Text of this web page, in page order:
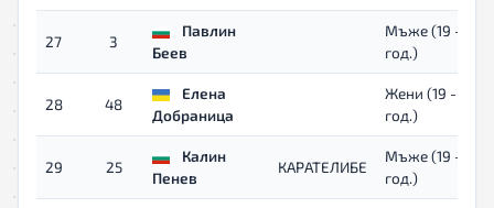
27 3
Павлин
Беев
Мъже (19 - 39
год.)
28 48
Елена
Добраница
Жени (19 - 39
год.)
29 25
Калин
Пенев
КАРАТЕЛИБЕ
Мъже (19 - 39
год.)